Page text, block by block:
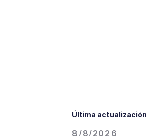
Última actualización
8/8/2026